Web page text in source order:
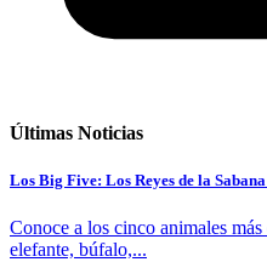
Últimas Noticias
Los Big Five: Los Reyes de la
Conoce a los cinco animales
elefante, búfalo,...